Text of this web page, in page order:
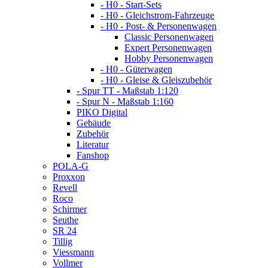
- H0 - Start-Sets
- H0 - Gleichstrom-Fahrzeuge
- H0 - Post- & Personenwagen
Classic Personenwagen
Expert Personenwagen
Hobby Personenwagen
- H0 - Güterwagen
- H0 - Gleise & Gleiszubehör
- Spur TT - Maßstab 1:120
- Spur N - Maßstab 1:160
PIKO Digital
Gebäude
Zubehör
Literatur
Fanshop
POLA-G
Proxxon
Revell
Roco
Schirmer
Seuthe
SR 24
Tillig
Viessmann
Vollmer